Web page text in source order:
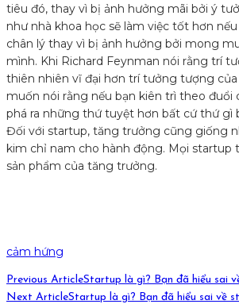
tiêu đó, thay vì bị ảnh hưởng mãi bởi ý
như nhà khoa học sẽ làm việc tốt hơn
chân lý thay vì bị ảnh hưởng bởi mong
mình. Khi Richard Feynman nói rằng trí
thiên nhiên vĩ đại hơn trí tưởng tượng
muốn nói rằng nếu bạn kiên trì theo đuổi
phá ra những thứ tuyệt hơn bất cứ thứ gì
Đối với startup, tăng trưởng cũng giống
kim chỉ nam cho hành động. Mọi startup
sản phẩm của tăng trưởng.
cảm hứng
Previous ArticleStartup là gì? Bạn đã hiểu sai
Next ArticleStartup là gì? Bạn đã hiểu sai về